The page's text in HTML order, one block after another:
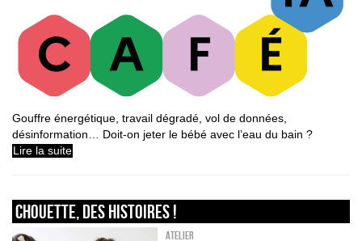
Gouffre énergétique, travail dégradé, vol de données,
désinformation… Doit-on jeter le bébé avec l’eau du bain ?
Lire la suite
Chouette, des histoires !
Atelier